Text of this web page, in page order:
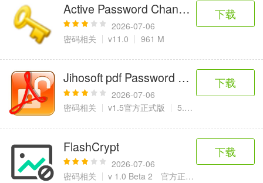
Active Password Changer
2026-07-06
密码相关
v11.0 961 M
下载
Jihosoft pdf Password Remover
2026-07-06
密码相关
v1.5官方正式版 5.9 MB
下载
FlashCrypt
2026-07-06
密码相关
v 1.0 Beta 2 官方正式版
下载